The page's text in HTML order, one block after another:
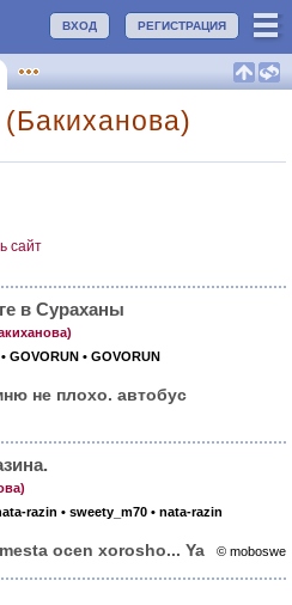
РЕГИСТРАЦИЯ
ВХОД
сайт
в Сураханы
• GOVORUN • GOVORUN
не плохо. автобуc
razin • sweety_m70 • nata-razin
ocen xorosho... Ya © moboswe